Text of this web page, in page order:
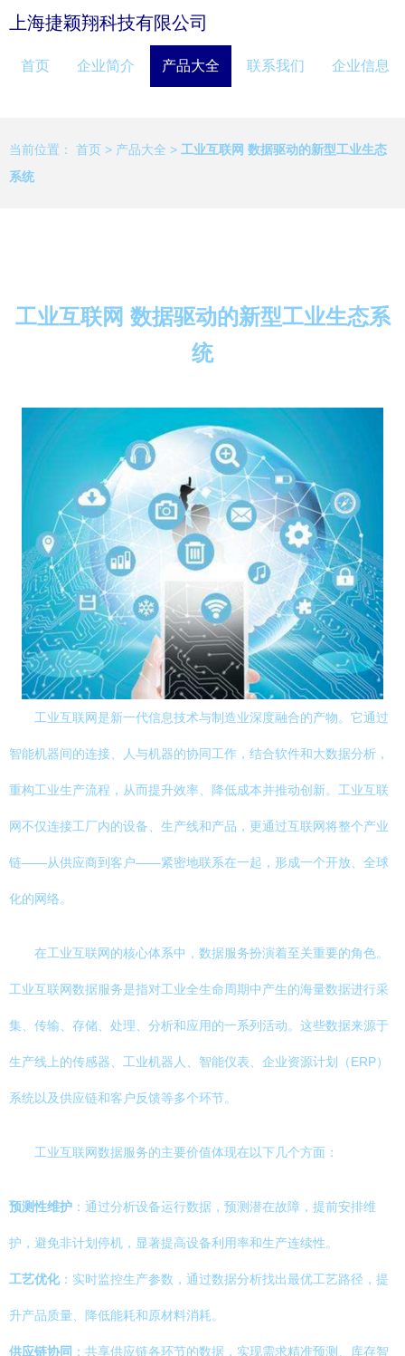
上海捷颖翔科技有限公司
首页 企业简介 产品大全 联系我们 企业信息
当前位置： 首页 > 产品大全 > 工业互联网 数据驱动的新型工业生态
系统
工业互联网 数据驱动的新型工业生态系
统
工业互联网是新一代信息技术与制造业深度融合的产物。它通过
智能机器间的连接、人与机器的协同工作，结合软件和大数据分析，
重构工业生产流程，从而提升效率、降低成本并推动创新。工业互联
网不仅连接工厂内的设备、生产线和产品，更通过互联网将整个产业
链——从供应商到客户——紧密地联系在一起，形成一个开放、全球
化的网络。
在工业互联网的核心体系中，数据服务扮演着至关重要的角色。
工业互联网数据服务是指对工业全生命周期中产生的海量数据进行采
集、传输、存储、处理、分析和应用的一系列活动。这些数据来源于
生产线上的传感器、工业机器人、智能仪表、企业资源计划（ERP）
系统以及供应链和客户反馈等多个环节。
工业互联网数据服务的主要价值体现在以下几个方面：
预测性维护 ：通过分析设备运行数据，预测潜在故障，提前安排维
护，避免非计划停机，显著提高设备利用率和生产连续性。
工艺优化：实时监控生产参数，通过数据分析找出最优工艺路径，提
升产品质量、降低能耗和原材料消耗。
供应链协同 ：共享供应链各环节的数据，实现需求精准预测、库存智